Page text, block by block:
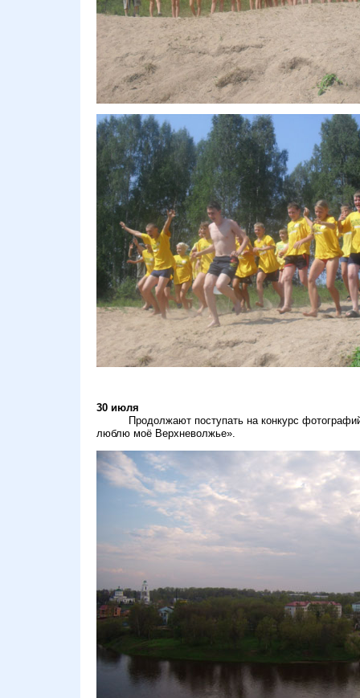
30 июля
Продолжают поступать на конкурс фотографий
люблю моё Верхневолжье».